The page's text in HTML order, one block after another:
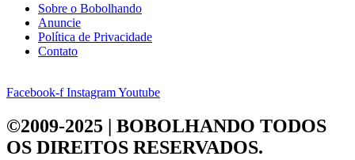
Sobre o Bobolhando
Anuncie
Política de Privacidade
Contato
Facebook-f InstagramYoutube
©2009-2025 | BOBOLHANDO TODOS
OS DIREITOS RESERVADOS.